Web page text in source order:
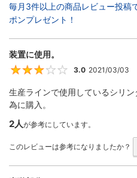
毎月3件以上の商品レビュー投稿
ポンプレゼント！
装置に使用。
3
3.0 2021/03/03
生産ラインで使用しているシリ
為に購入。
2人が参考にしています。
このレビューは参考になりましたか？